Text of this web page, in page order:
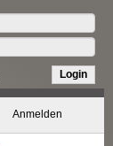
Login
Anmelden